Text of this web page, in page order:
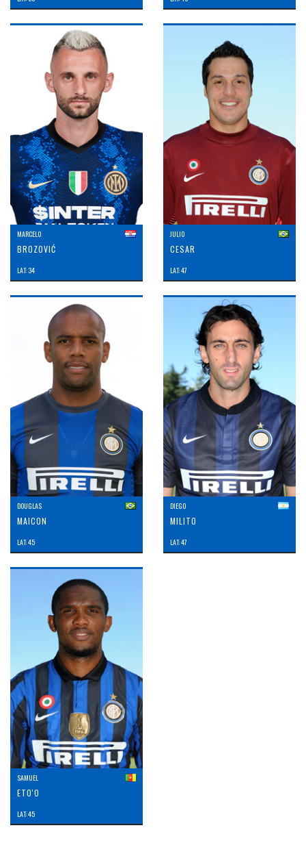
MARCELO
BROZOVIĆ
LAT: 34
JULIO
CESAR
LAT: 47
DOUGLAS
MAICON
LAT: 45
DIEGO
MILITO
LAT: 47
SAMUEL
ETO'O
LAT: 45